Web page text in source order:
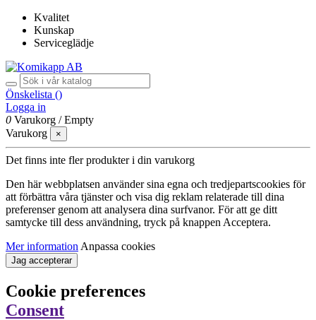
Kvalitet
Kunskap
Serviceglädje
Önskelista ()
Logga in
0 Varukorg /Empty
Varukorg
×
Det finns inte fler produkter i din varukorg
Den här webbplatsen använder sina egna och tredjepartscookies för
att förbättra våra tjänster och visa dig reklam relaterade till dina
preferenser genom att analysera dina surfvanor. För att ge ditt
samtycke till dess användning, tryck på knappen Acceptera.
Mer information Anpassa cookies
Jag accepterar
Cookie preferences
Consent